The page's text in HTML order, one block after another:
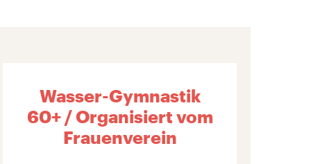
Wasser-Gymnastik
60+ / Organisiert vom
Frauenverein